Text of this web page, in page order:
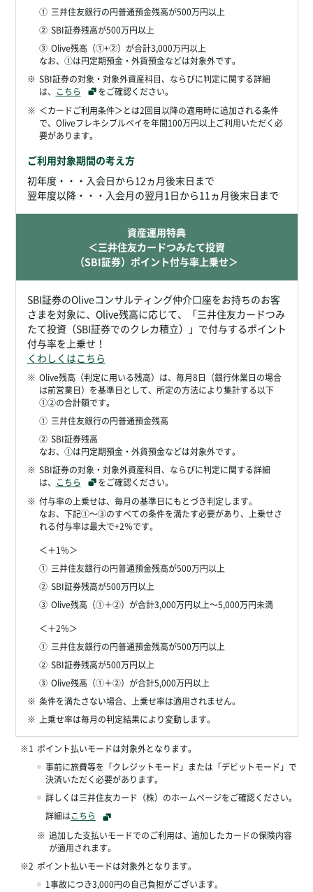
① 三井住友銀行の円普通預金残高が500万円以上
② SBI証券残高が500万円以上
③ Olive残高（①+②）が合計3,000万円以上
なお、①は円定期預金・外貨預金などは対象外です。
※ SBI証券の対象・対象外資産科目、ならびに判定に関する詳細
は、 こちら
をご確認ください。
※ ＜カードご利用条件＞とは2回目以降の適用時に追加される条件
で、Oliveフレキシブルペイを年間100万円以上ご利用いただく必
要があります。
ご利用対象期間の考え方
初年度・・・入会日から12ヵ月後末日まで
翌年度以降・・・入会月の翌月1日から11ヵ月後末日まで
資産運用特典
＜三井住友カードつみたて投資
（SBI証券）ポイント付与率上乗せ＞
SBI証券のOliveコンサルティング仲介口座をお持ちのお客
さまを対象に、Olive残高に応じて、「三井住友カードつみ
たて投資（SBI証券でのクレカ積立）」で付与するポイント
付与率を上乗せ！
くわしくはこちら
※ Olive残高（判定に用いる残高）は、毎月8日（銀行休業日の場合
は前営業日）を基準日として、所定の方法により集計する以下
①②の合計額です。
① 三井住友銀行の円普通預金残高
② SBI証券残高
なお、①は円定期預金・外貨預金などは対象外です。
※ SBI証券の対象・対象外資産科目、ならびに判定に関する詳細
は、 こちら
をご確認ください。
※ 付与率の上乗せは、毎月の基準日にもとづき判定します。
なお、下記①～③のすべての条件を満たす必要があり、上乗せさ
れる付与率は最大で+2％です。
＜＋1％＞
① 三井住友銀行の円普通預金残高が500万円以上
② SBI証券残高が500万円以上
③ Olive残高（①＋②）が合計3,000万円以上～5,000万円未満
＜＋2％＞
① 三井住友銀行の円普通預金残高が500万円以上
② SBI証券残高が500万円以上
③ Olive残高（①＋②）が合計5,000万円以上
※ 条件を満たさない場合、上乗せ率は適用されません。
※ 上乗せ率は毎月の判定結果により変動します。
※1 ポイント払いモードは対象外となります。
事前に旅費等を「クレジットモード」または「デビットモード」で
決済いただく必要があります。
詳しくは三井住友カード（株）のホームページをご確認ください。
詳細はこちら
※ 追加した支払いモードでのご利用は、追加したカードの保険内容
が適用されます。
※2 ポイント払いモードは対象外となります。
1事故につき3,000円の自己負担がございます。